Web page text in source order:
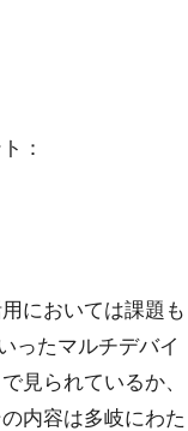
：
においては課題も
ったマルチデバイ
見られているか、
内容は多岐にわた